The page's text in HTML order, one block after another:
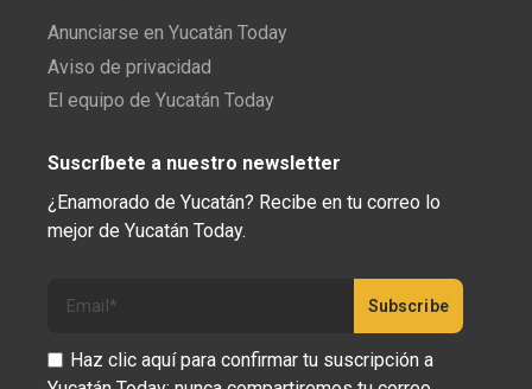
Anunciarse en Yucatán Today
Aviso de privacidad
El equipo de Yucatán Today
Suscríbete a nuestro newsletter
¿Enamorado de Yucatán? Recibe en tu correo lo
mejor de Yucatán Today.
Haz clic aquí para confirmar tu suscripción a